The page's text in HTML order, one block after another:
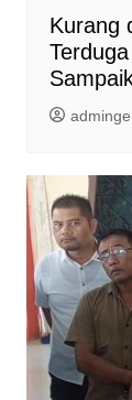
Kurang